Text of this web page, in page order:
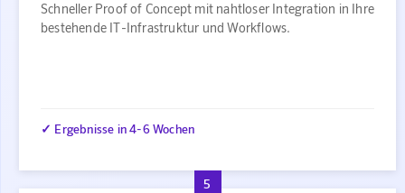
Schneller Proof of Concept mit nahtloser Integration in Ihre
bestehende IT-Infrastruktur und Workflows.
✓ Ergebnisse in 4-6 Wochen
5